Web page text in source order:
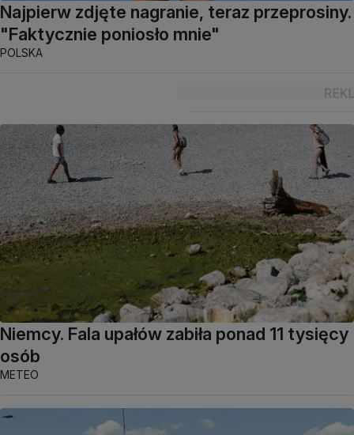
Najpierw zdjęte nagranie, teraz przeprosiny.
"Faktycznie poniosło mnie"
POLSKA
Niemcy. Fala upałów zabiła ponad 11 tysięcy
osób
METEO